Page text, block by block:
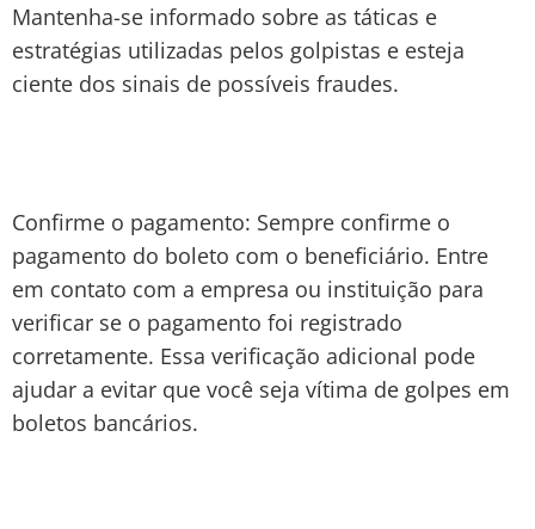
Mantenha-se informado sobre as táticas e
estratégias utilizadas pelos golpistas e esteja
ciente dos sinais de possíveis fraudes.
Confirme o pagamento: Sempre confirme o
pagamento do boleto com o beneficiário. Entre
em contato com a empresa ou instituição para
verificar se o pagamento foi registrado
corretamente. Essa verificação adicional pode
ajudar a evitar que você seja vítima de golpes em
boletos bancários.